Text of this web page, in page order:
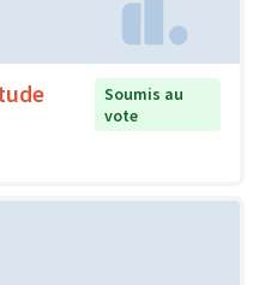
Soumis au
vote